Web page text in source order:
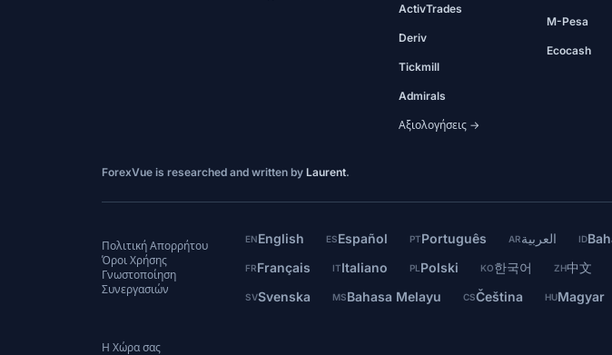
ActivTrades
Deriv
Tickmill
Admirals
Αξιολογήσεις →
M-Pesa
Ecocash
ForexVue is researched and written by Laurent.
Πολιτική Απορρήτου
Όροι Χρήσης
Γνωστοποίηση
Συνεργασιών
ENEnglish ESEspañol PTPortuguês ARالعربية ID
FRFrançais ITItaliano PL Polski KO한국어 ZH中文
SVSvenska MSBahasa Melayu CSČeština HUMagyar
Η Χώρα σας